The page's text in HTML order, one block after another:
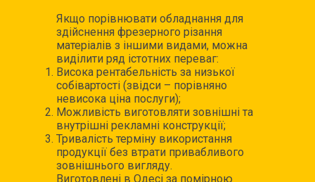
Якщо порівнювати обладнання для
здійснення фрезерного різання
матеріалів з іншими видами, можна
виділити ряд істотних переваг:
Висока рентабельність за низької
собівартості (звідси – порівняно
невисока ціна послуги);
Можливість виготовляти зовнішні та
внутрішні рекламні конструкції;
Тривалість терміну використання
продукції без втрати привабливого
зовнішнього вигляду.
Виготовлені в Одесі за помірною